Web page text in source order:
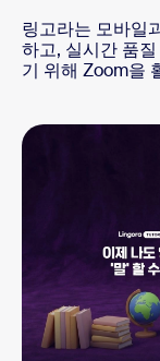
링고라는 모바일
하고, 실시간 품
기 위해 Zoom을